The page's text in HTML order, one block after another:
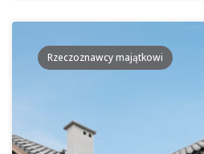
Rzeczoznawcy majątkowi